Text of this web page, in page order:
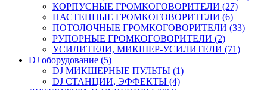
КОРПУСНЫЕ ГРОМКОГОВОРИТЕЛИ (27)
НАСТЕННЫЕ ГРОМКОГОВОРИТЕЛИ (6)
ПОТОЛОЧНЫЕ ГРОМКОГОВОРИТЕЛИ (33)
РУПОРНЫЕ ГРОМКОГОВОРИТЕЛИ (2)
УСИЛИТЕЛИ, МИКШЕР-УСИЛИТЕЛИ (71)
DJ оборудование (5)
DJ МИКШЕРНЫЕ ПУЛЬТЫ (1)
DJ СТАНЦИИ, ЭФФЕКТЫ (4)